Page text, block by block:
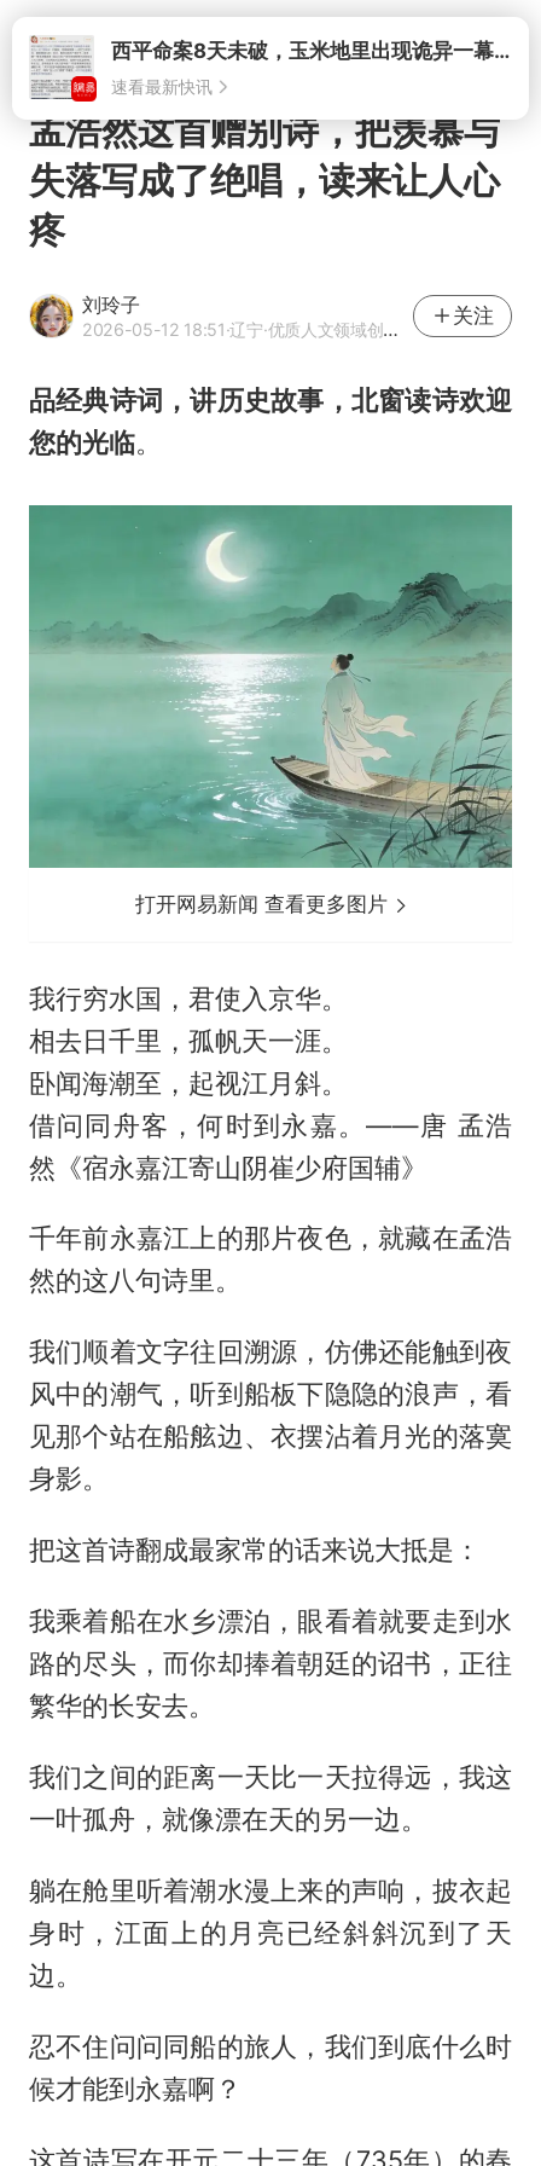
打开
孟浩然这首赠别诗，把羡慕与
失落写成了绝唱，读来让人心
疼
刘玲子
2026-05-12 18:51·辽宁·优质人文领域创作者
关注
品经典诗词，讲历史故事，北窗读诗欢迎
您的光临。
打开网易新闻 查看更多图片
我行穷水国，君使入京华。
相去日千里，孤帆天一涯。
卧闻海潮至，起视江月斜。
借问同舟客，何时到永嘉。——唐 孟浩
然《宿永嘉江寄山阴崔少府国辅》
千年前永嘉江上的那片夜色，就藏在孟浩
然的这八句诗里。
我们顺着文字往回溯源，仿佛还能触到夜
风中的潮气，听到船板下隐隐的浪声，看
见那个站在船舷边、衣摆沾着月光的落寞
身影。
把这首诗翻成最家常的话来说大抵是：
我乘着船在水乡漂泊，眼看着就要走到水
路的尽头，而你却捧着朝廷的诏书，正往
繁华的长安去。
我们之间的距离一天比一天拉得远，我这
一叶孤舟，就像漂在天的另一边。
躺在舱里听着潮水漫上来的声响，披衣起
身时，江面上的月亮已经斜斜沉到了天
边。
忍不住问问同船的旅人，我们到底什么时
候才能到永嘉啊？
这首诗写在开元二十三年（735年）的春